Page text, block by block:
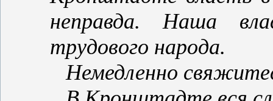
неправда. Наша
трудового народа.
Немедленно